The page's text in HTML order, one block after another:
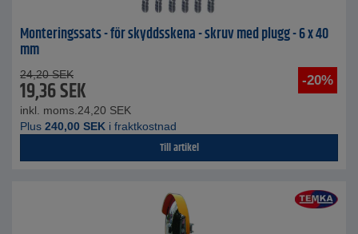
Monteringssats - för skyddsskena - skruv med plugg - 6 x 40
mm
-20%
24,20 SEK
19,36SEK
inkl. moms. 24,20 SEK
Plus 240,00 SEK i fraktkostnad
Till artikel